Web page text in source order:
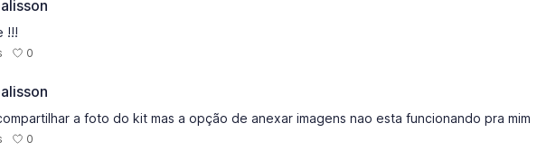
!!!
0
a foto do kit mas a opção de anexar imagens nao esta funcionando pra mim
0